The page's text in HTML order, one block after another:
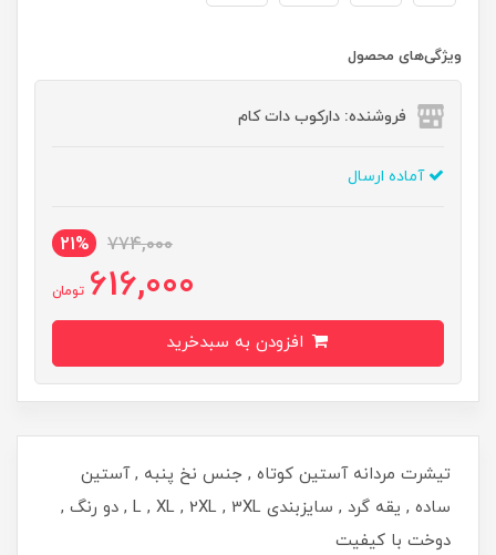
ویژگی‌های محصول
فروشنده: دارکوب دات کام
آماده ارسال
774,000
21%
616,000 تومان
تیشرت مردانه آستین کوتاه , جنس نخ پنبه , آستین
ساده , یقه گرد , سایزبندی L , XL , 2XL , 3XL , دو رنگ ,
دوخت با کیفیت